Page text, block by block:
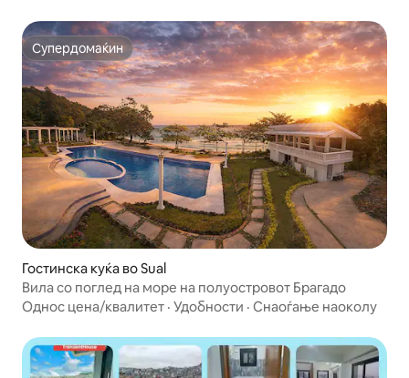
Супердомаќин
Супердомаќин
Гостинска куќа во Sual
Вила со поглед на море на полуостровот Брагадо
Однос цена/квалитет · Удобности · Снаоѓање наоколу